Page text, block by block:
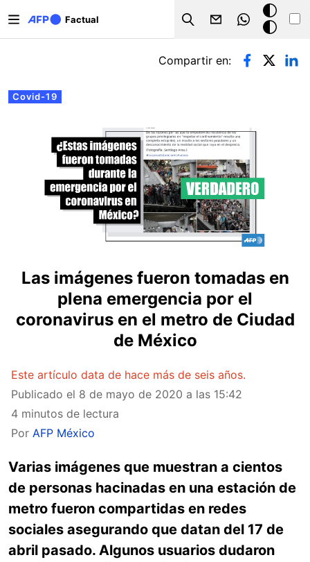
Factual
Search
Modo
oscuro
Solapas principales
Covid-19
Compartir en:
Las imágenes fueron tomadas en
plena emergencia por el
coronavirus en el metro de Ciudad
de México
Este artículo data de hace más de seis años.
Publicado el 8 de mayo de 2020 a las 15:42
4 minutos de lectura
Por AFP México
Varias imágenes que muestran a cientos
de personas hacinadas en una estación de
metro fueron compartidas en redes
sociales asegurando que datan del 17 de
abril pasado. Algunos usuarios dudaron